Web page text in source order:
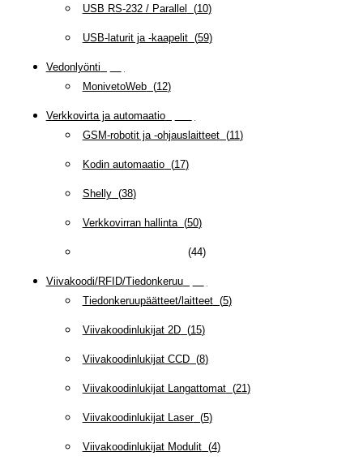
USB RS-232 / Parallel (10)
USB-laturit ja -kaapelit(59)
Vedonlyönti
MonivetoWeb(12)
Verkkovirta ja automaatio(
GSM-robotit ja -ohjauslaitteet(11)
Kodin automaatio(17)
Shelly(38)
Verkkovirran hallinta(50)
(44)
Viivakoodi/RFID/Tiedonkeruu(
Tiedonkeruupäätteet/laitteet(5)
Viivakoodinlukijat 2D(15)
Viivakoodinlukijat CCD(8)
Viivakoodinlukijat Langattomat(21)
Viivakoodinlukijat Laser(5)
Viivakoodinlukijat Modulit(4)